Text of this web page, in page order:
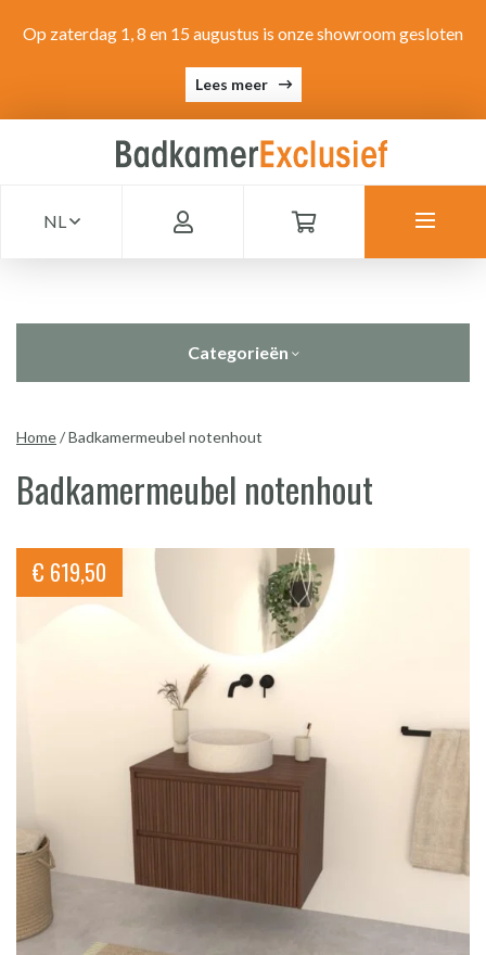
Op zaterdag 1, 8 en 15 augustus is onze showroom gesloten
Lees meer
NL
Categorieën
Home/Badkamermeubel notenhout
Badkamermeubel notenhout
€ 619,50